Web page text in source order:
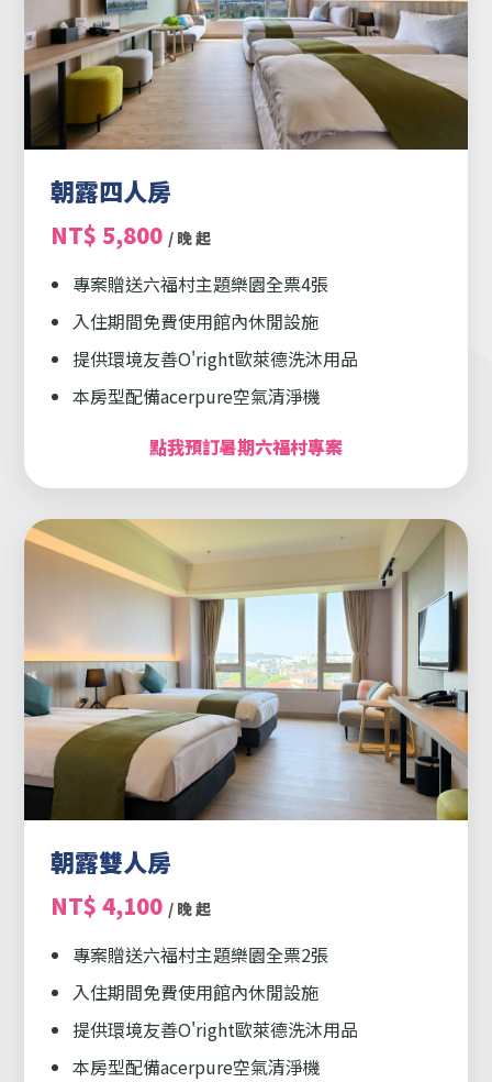
朝露四人房
NT$ 5,800 / 晚 起
專案贈送六福村主題樂園全票4張
入住期間免費使用館內休閒設施
提供環境友善O'right歐萊德洗沐用品
本房型配備acerpure空氣清淨機
點我預訂暑期六福村專案
朝露雙人房
NT$ 4,100 / 晚 起
專案贈送六福村主題樂園全票2張
入住期間免費使用館內休閒設施
提供環境友善O'right歐萊德洗沐用品
本房型配備acerpure空氣清淨機